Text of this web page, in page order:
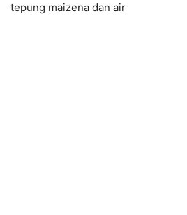
tepung maizena dan air